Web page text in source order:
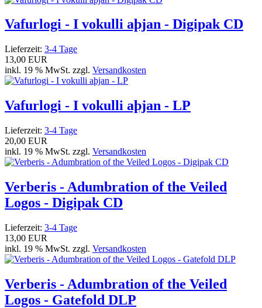
Vafurlogi - I vokulli aþjan - Digipak CD
Lieferzeit: 3-4 Tage
13,00 EUR
inkl. 19 % MwSt. zzgl. Versandkosten
Vafurlogi - I vokulli aþjan - LP
Lieferzeit: 3-4 Tage
20,00 EUR
inkl. 19 % MwSt. zzgl. Versandkosten
Verberis - Adumbration of the Veiled
Logos - Digipak CD
Lieferzeit: 3-4 Tage
13,00 EUR
inkl. 19 % MwSt. zzgl. Versandkosten
Verberis - Adumbration of the Veiled
Logos - Gatefold DLP